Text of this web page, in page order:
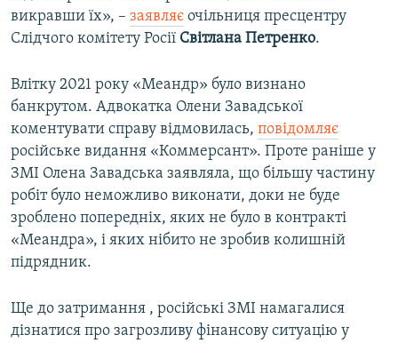
викравши їх», – заявляє очільниця пресцентру
Слідчого комітету Росії Світлана Петренко.
Влітку 2021 року «Меандр» було визнано
банкрутом. Адвокатка Олени Завадської
коментувати справу відмовилась, повідомляє
російське видання «Коммерсант». Проте раніше у
ЗМІ Олена Завадська заявляла, що більшу частину
робіт було неможливо виконати, доки не буде
зроблено попередніх, яких не було в контракті
«Меандра», і яких нібито не зробив колишній
підрядник.
Ще до затримання , російські ЗМІ намагалися
дізнатися про загрозливу фінансову ситуацію у